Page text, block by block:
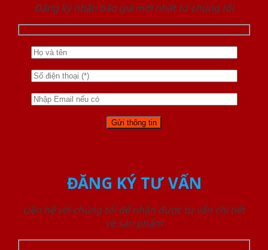
Đăng ký nhận báo giá mới nhất từ chúng tôi
ĐĂNG KÝ TƯ VẤN
Liên hệ với chúng tôi để nhận được tư vấn chi tiết
về sản phẩm